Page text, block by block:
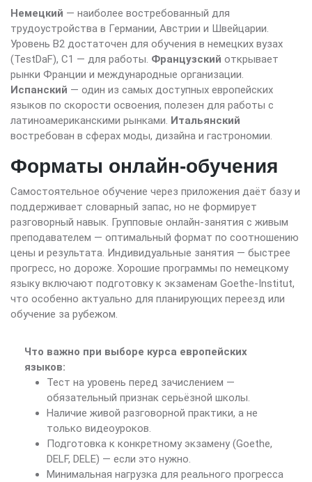
Немецкий — наиболее востребованный для
трудоустройства в Германии, Австрии и Швейцарии.
Уровень B2 достаточен для обучения в немецких вузах
(TestDaF), C1 — для работы. Французский открывает
рынки Франции и международные организации.
Испанский — один из самых доступных европейских
языков по скорости освоения, полезен для работы с
латиноамериканскими рынками. Итальянский
востребован в сферах моды, дизайна и гастрономии.
Форматы онлайн-обучения
Самостоятельное обучение через приложения даёт базу и
поддерживает словарный запас, но не формирует
разговорный навык. Групповые онлайн-занятия с живым
преподавателем — оптимальный формат по соотношению
цены и результата. Индивидуальные занятия — быстрее
прогресс, но дороже. Хорошие программы по немецкому
языку включают подготовку к экзаменам Goethe-Institut,
что особенно актуально для планирующих переезд или
обучение за рубежом.
Что важно при выборе курса европейских
языков:
Тест на уровень перед зачислением —
обязательный признак серьёзной школы.
Наличие живой разговорной практики, а не
только видеоуроков.
Подготовка к конкретному экзамену (Goethe,
DELF, DELE) — если это нужно.
Минимальная нагрузка для реального прогресса